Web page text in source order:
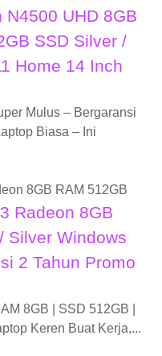
UHD 8GB
SSD Silver /
Home 14 Inch
Mulus – Bergaransi
Biasa – Ini
Radeon 8GB
Silver Windows
2 Tahun Promo
8GB | SSD 512GB |
Keren Buat Kerja,...